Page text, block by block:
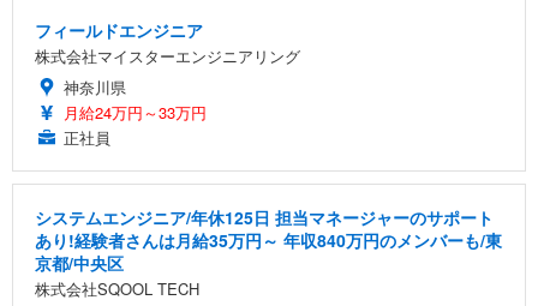
フィールドエンジニア
株式会社マイスターエンジニアリング
神奈川県
月給24万円～33万円
正社員
システムエンジニア/年休125日 担当マネージャーのサポート
あり!経験者さんは月給35万円～ 年収840万円のメンバーも/東
京都/中央区
株式会社SQOOL TECH